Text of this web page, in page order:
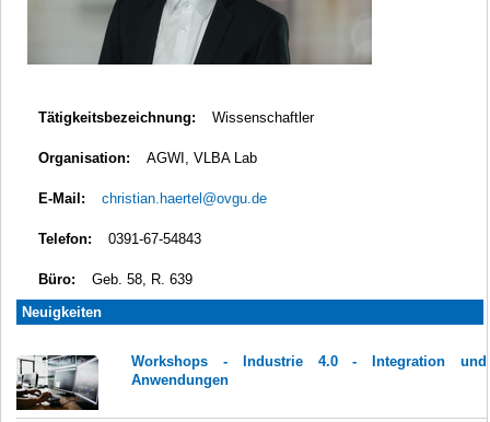
Tätigkeitsbezeichnung: Wissenschaftler
Organisation: AGWI, VLBA Lab
E-Mail: christian.haertel@ovgu.de
Telefon: 0391-67-54843
Büro:
Geb. 58, R. 639
Neuigkeiten
Workshops - Industrie 4.0 - Integration und
Anwendungen